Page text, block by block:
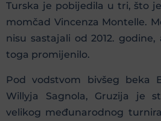
Turska je pobijedila u tri, što
momčad Vincenza Montelle.
nisu sastajali od 2012.
toga promijenilo.
Pod vodstvom bivšeg beka
Willyja Sagnola, Gruzija je
velikog međunarodnog